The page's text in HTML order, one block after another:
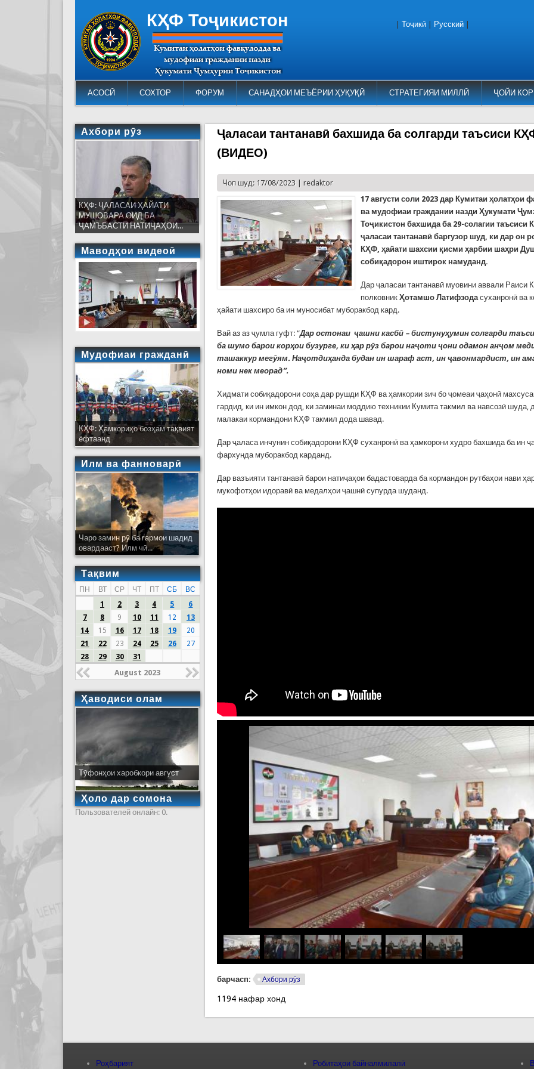
КҲФ Тоҷикистон
АСОСӢ СОХТОР ФОРУМ САНАДҲОИ МЕЪЁРИИ ҲУҚУҚӢ СТРАТЕГИЯИ МИЛЛӢ ҶОЙИ
Тоҷикӣ Русский
Ҷаласаи тантанавӣ бахшида ба солгарди таъсиси
(ВИДЕО)
Чоп шуд: 17/08/2023 |redaktor
17 августи соли 2023 дар Кумитаиҳолатҳои
ва мудофиаи граждании наздиҲукуматиҶум
Тоҷикистон бахшида ба 29-солагии таъсиси
ҷаласаи тантанавӣ баргузор шуд, ки дар он
КҲФ,ҳайати шахсии қисмиҳарбии шаҳри
собиқадорон иштирок намуданд.
Дар ҷаласаи тантанавӣ муовини аввали Раиси
полковникҲотамшо Латифзода суханронӣ ва
ҳайати шахсиро ба ин муносибат муборакбод кард.
Вай аз аз ҷумла гуфт: “Дар остонаи ҷашни касбӣ – бистунуҳумин солгарди
ба шумо барои корҳои бузурге, ки ҳар рӯз барои наҷоти ҷони одамон анҷом
ташаккур мегӯям. Наҷотдиҳанда будан ин шараф аст, ин ҷавонмардист, ин
номи нек меорад”.
Хидмати собиқадорони соҳа дар рушди КҲФ ва ҳамкории зич бо ҷомеаи ҷаҳонӣ
гардид, ки ин имкон дод, ки заминаи моддию техникии Кумита такмил ва навсозӣ шуда,
малакаи кормандони КҲФ такмил дода шавад.
Дар ҷаласа инчунин собиқадорони КҲФ суханронӣ ва ҳамкорони худро бахшида ба ин
фархунда муборакбод карданд.
Дар вазъияти тантанавӣ барои натиҷаҳои бадастоварда ба кормандон рутбаҳои нави
мукофотҳои идоравӣ ва медалҳои ҷашнӣ супурда шуданд.
барчасп: Ахбори рӯз
1194 нафар хонд
Ахбори рӯз
КҲФ: ҶАЛАСАИ ҲАЙАТИ
МУШОВАРА ОИД БА
ҶАМЪБАСТИ НАТИҶАҲОИ...
Маводҳои видеоӣ
Мудофиаи гражданӣ
КҲФ: Ҳамкориҳо бозҳам тақвият
ёфтаанд
Илм ва фанноварӣ
Чаро замин рӯ ба гармои шадид
овардааст? Илм чӣ...
Тақвим
ПН ВТ СР ЧТ ПТ СБ
ВС
1
2 3 4 5
6
7
8 9 10 11 12
13
14
15 16 17 18 19
20
21
22 23 24 25 26
27
28
29 30 31
August 2023
Ҳаводиси олам
Тӯфонҳои харобкори август
Ҳоло дар сомона
Пользователей онлайн: 0.
Роҳбарият Робитаҳои байналмилалӣ